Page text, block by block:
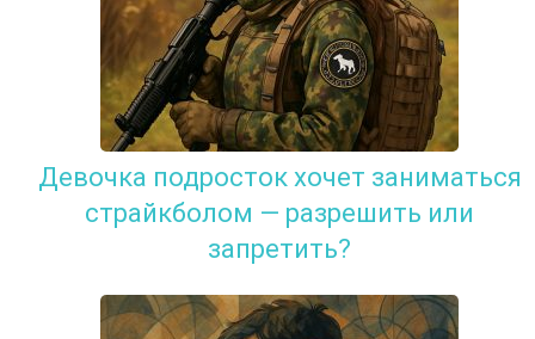
Девочка подросток хочет заниматься
страйкболом — разрешить или
запретить?